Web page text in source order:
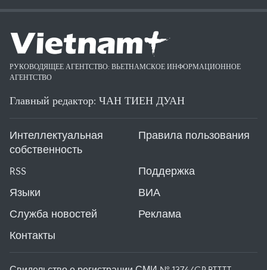
РУКОВОДЯЩЕЕ АГЕНТСТВО: ВЬЕТНАМСКОЕ ИНФОРМАЦИОННОЕ
АГЕНТСТВО
Главный редактор: ЧАН ТИЕН ДУАН
Интеллектуальная
собственность
Правила пользования
RSS
Поддержка
Языки
ВИА
Служба новостей
Реклама
Контакты